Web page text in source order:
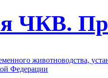
ЧКВ.
животноводства,
Федерации